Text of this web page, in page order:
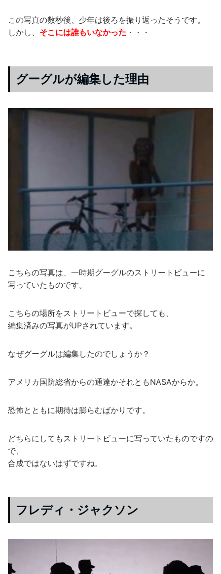
この写真の数秒後、少年は後ろを振り返ったそうです。
しかし、 そこには誰もいなかった ・・・
グーグルが編集した理由
こちらの写真は、一時期グーグルのストリートビューに
写っていたものです。
こちらの場所をストリートビューで探しても、
編集済みの写真がUPされています。
なぜグーグルは編集したのでしょうか？
アメリカ国防総省からの通達かそれともNASAからか。
恐怖とともに期待は膨らむばかりです。
どちらにしてもストリートビューに写っていたものですの
で、
合成ではないはずですね。
フレディ・ジャクソン